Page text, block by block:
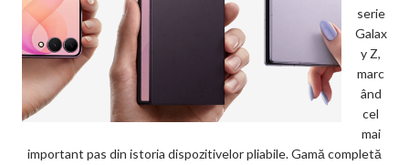
serie
Galax
y Z,
marc
ând
cel
mai
important pas din istoria dispozitivelor pliabile. Gamă completă